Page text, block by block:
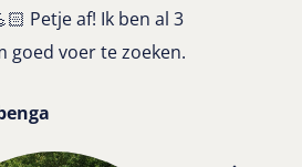
Petje af! Ik ben al 3
goed voer te zoeken.